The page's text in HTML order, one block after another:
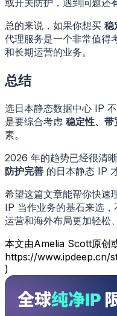
总的来说，如果你想买 稳
代理服务是一个非常值得
和长期运营的业务。
总结
选日本静态数据中心 IP
是要综合考虑 稳定性、带
素。
2026 年的趋势已经很清晰
防护完善 的日本静态 IP
希望这篇文章能帮你快速
IP 当作业务的基石来选
运营和海外布局更加轻松
本文由Amelia Scott原创
https://www.ipdeep.cn/
)